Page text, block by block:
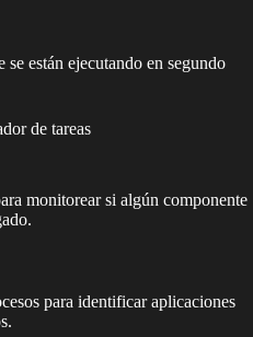
están ejecutando en segundo
de tareas
monitorear si algún componente
para identificar aplicaciones